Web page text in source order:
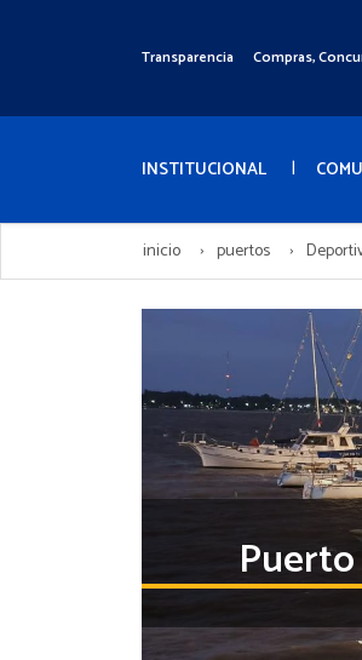
Menú
Transparencia Compras,
Menú
INSTITUCIONAL
inicio puertos